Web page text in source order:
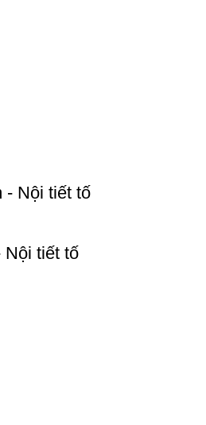
- Nội tiết tố
tiết tố